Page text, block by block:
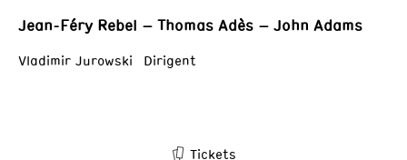
Jean-Féry Rebel – Thomas Adès – John Adams
Vladimir Jurowski Dirigent
Tickets